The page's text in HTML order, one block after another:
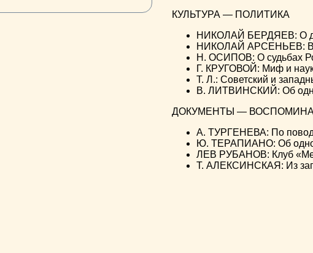
КУЛЬТУРА — ПОЛИТИКА
НИКОЛАЙ БЕРДЯЕВ: О
НИКОЛАЙ АРСЕНЬЕВ:
Н. ОСИПОВ: О судьбах
Г. КРУГОВОЙ: Миф и
Т. Л.: Советский и
В. ЛИТВИНСКИЙ: Об
ДОКУМЕНТЫ —
А. ТУРГЕНЕВА: По
Ю. ТЕРАПИАНО: Об
ЛЕВ РУБАНОВ: Клуб
Т. АЛЕКСИНСКАЯ: Из